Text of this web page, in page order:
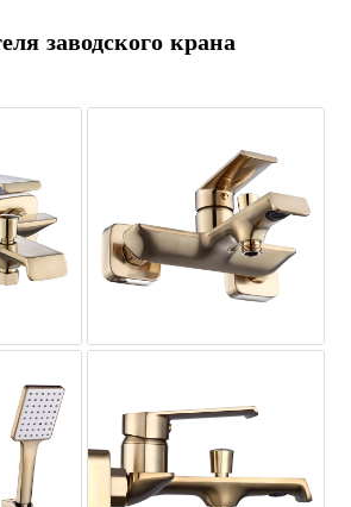
заводского крана